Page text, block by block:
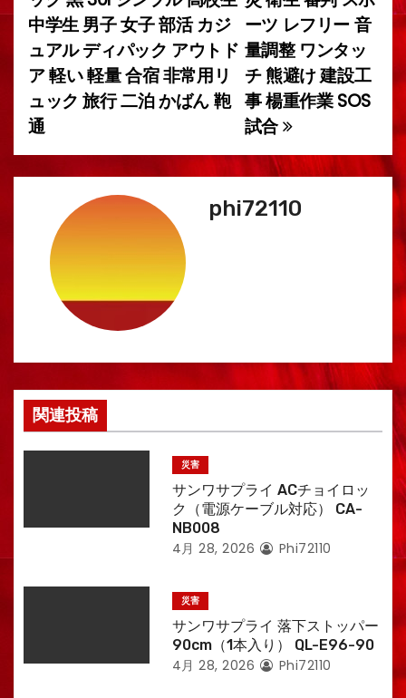
ゲ
ー
シ
ョ
ン
ーツ レフリー 音
量調整 ワンタッ
チ 熊避け 建設工
事 楊重作業 SOS
試合
中学生 男子 女子 部活 カジ
ュアル ディパック アウトド
ア 軽い 軽量 合宿 非常用リ
ュック 旅行 二泊 かばん 鞄
通
phi72110
関連投稿
災害
サンワサプライ ACチョイロッ
ク（電源ケーブル対応） CA-
NB008
4月 28, 2026 Phi72110
災害
サンワサプライ 落下ストッパー
90cm（1本入り） QL-E96-90
4月 28, 2026 Phi72110